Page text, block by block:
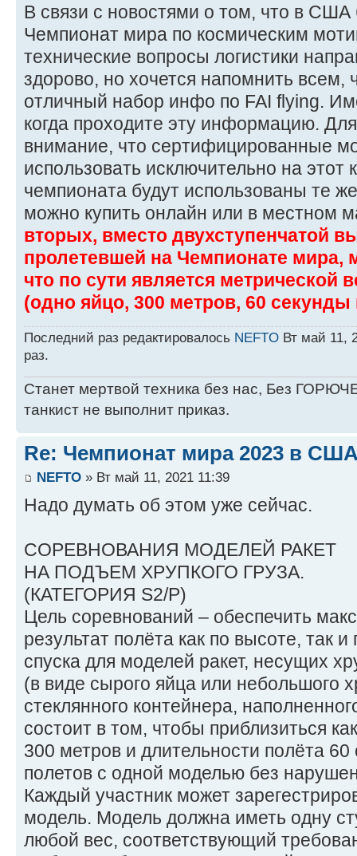
В связи с новостями о том, что в США
Чемпионат мира по космическим
технические вопросы логистики
здорово, но хочется напомнить всем,
отличный набор инфо по FAI flying.
когда проходите эту информацию.
внимание, что сертифицированные
использовать исключительно на этот
чемпионата будут использованы те
можно купить онлайн или в местном
вторых, вместо двухступенчатой
пролетевшей на Чемпионате мира,
что по сути является метрической
(одно яйцо, 300 метров, 60 секунды
Последний раз редактировалось NEFTO Вт май 11,
раз.
Станет мертвой техника без нас, Без
танкист не выполнит приказ.
Re: Чемпионат мира 2023 в
NEFTO » Вт май 11, 2021 11:39
Надо думать об этом уже сейчас.
СОРЕВНОВАНИЯ МОДЕЛЕЙ РАКЕТ
НА ПОДЪЕМ ХРУПКОГО ГРУЗА.
(КАТЕГОРИЯ S2/P)
Цель соревнований – обеспечить
результат полёта как по высоте, так
спуска для моделей ракет, несущих
(в виде сырого яйца или небольшого
стеклянного контейнера,
состоит в том, чтобы приблизиться
300 метров и длительности полёта
полетов с одной моделью без
Каждый участник может
модель. Модель должна иметь одну
любой вес, соответствующий